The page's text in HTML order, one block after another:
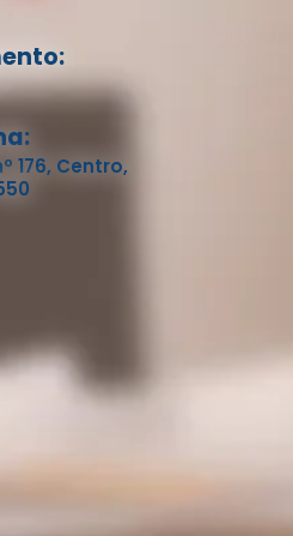
176, Centro,